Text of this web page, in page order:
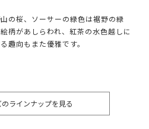
の桜、ソーサーの緑色は裾野の緑
柄があしらわれ、紅茶の水色越しに
趣向もまた優雅です。
ラインナップを見る